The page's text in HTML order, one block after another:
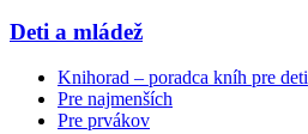
Deti a mládež
Knihorad – poradca kníh pre deti
Pre najmenších
Pre prvákov